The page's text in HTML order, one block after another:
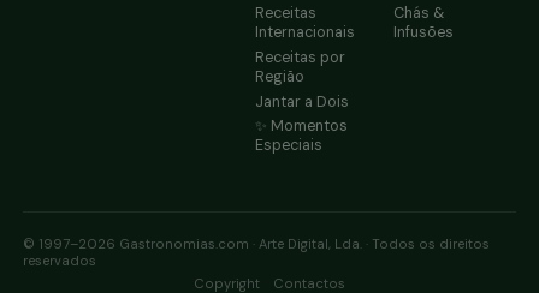
Receitas
Internacionais
Receitas por
Região
Jantar a Dois
✨ Momentos
Especiais
Chás &
Infusões
© 1997–2026 Gastronomias.com · Arte Digital, Lda. · Todos os direitos
reservados
Copyright
Contactos